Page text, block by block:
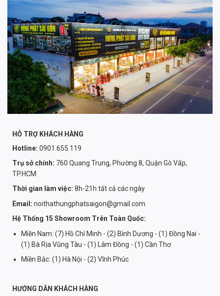
HỖ TRỢ KHÁCH HÀNG
Hotline: 0901.655.119
Trụ sở chính: 760 Quang Trung, Phường 8, Quận Gò Vấp,
TP.HCM
Thời gian làm việc: 8h-21h tất cả các ngày
Email: noithathungphatsaigon@gmail.com
Hệ Thống 15 Showroom Trên Toàn Quốc:
Miền Nam: (7) Hồ Chí Minh - (2) Bình Dương - (1) Đồng Nai -
(1) Bà Rịa Vũng Tàu - (1) Lâm Đồng - (1) Cần Thơ
Miền Bắc: (1) Hà Nội - (2) Vĩnh Phúc
HƯỚNG DẪN KHÁCH HÀNG